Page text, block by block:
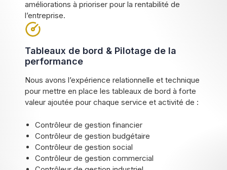
améliorations à prioriser pour la rentabilité de
l’entreprise.
Tableaux de bord & Pilotage de la
performance
Nous avons l’expérience relationnelle et technique
pour mettre en place les tableaux de bord à forte
valeur ajoutée pour chaque service et activité de :
Contrôleur de gestion financier
Contrôleur de gestion budgétaire
Contrôleur de gestion social
Contrôleur de gestion commercial